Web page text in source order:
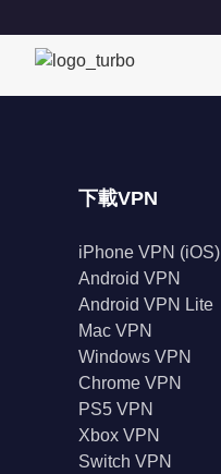
下載VPN
iPhone VPN (iOS)
Android VPN
Android VPN Lite
Mac VPN
Windows VPN
Chrome VPN
PS5 VPN
Xbox VPN
Switch VPN